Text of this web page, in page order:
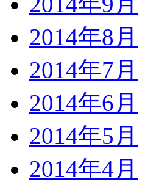
2014年8月
2014年7月
2014年6月
2014年5月
2014年4月